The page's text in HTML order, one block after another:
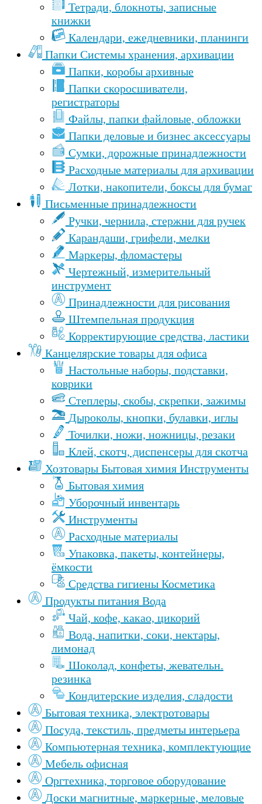
Тетради, блокноты, записные
книжки
Календари, ежедневники, планинги
Папки Cистемы хранения, архивации
Папки, коробы архивные
Папки скоросшиватели,
регистраторы
Файлы, папки файловые, обложки
Папки деловые и бизнес аксессуары
Сумки, дорожные принадлежности
Расходные материалы для архивации
Лотки, накопители, боксы для бумаг
Письменные принадлежности
Ручки, чернила, стержни для ручек
Карандаши, грифели, мелки
Маркеры, фломастеры
Чертежный, измерительный
инструмент
Принадлежности для рисования
Штемпельная продукция
Корректирующие средства, ластики
Канцелярские товары для офиса
Настольные наборы, подставки,
коврики
Степлеры, скобы, скрепки, зажимы
Дыроколы, кнопки, булавки, иглы
Точилки, ножи, ножницы, резаки
Клей, скотч, диспенсеры для скотча
Хозтовары Бытовая химия Инструменты
Бытовая химия
Уборочный инвентарь
Инструменты
Расходные материалы
Упаковка, пакеты, контейнеры,
ёмкости
Средства гигиены Косметика
Продукты питания Вода
Чай, кофе, какао, цикорий
Вода, напитки, соки, нектары,
лимонад
Шоколад, конфеты, жевательн.
резинка
Кондитерские изделия, сладости
Бытовая техника, электротовары
Посуда, текстиль, предметы интерьера
Компьютерная техника, комплектующие
Мебель офисная
Оргтехника, торговое оборудование
Доски магнитные, маркерные, меловые